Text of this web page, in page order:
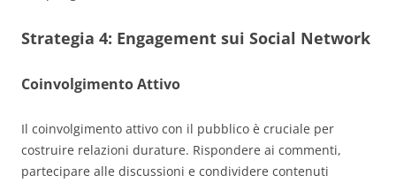
Strategia 4: Engagement sui Social Network
Coinvolgimento Attivo
Il coinvolgimento attivo con il pubblico è cruciale per
costruire relazioni durature. Rispondere ai commenti,
partecipare alle discussioni e condividere contenuti